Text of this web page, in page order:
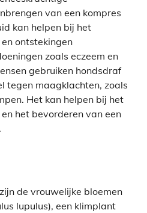
van een kompres
kan helpen bij het
ontstekingen
zoals eczeem en
gebruiken hondsdraf
tegen maagklachten, zoals
Het kan helpen bij het
het bevorderen van een
de vrouwelijke bloemen
lupulus), een klimplant